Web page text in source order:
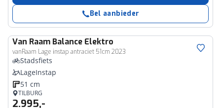
Bel aanbieder
Van Raam Balance Elektro
vanRaam Lage instap antraciet 51cm 2023
Stadsfiets
LageInstap
51 cm
TILBURG
2.995,-